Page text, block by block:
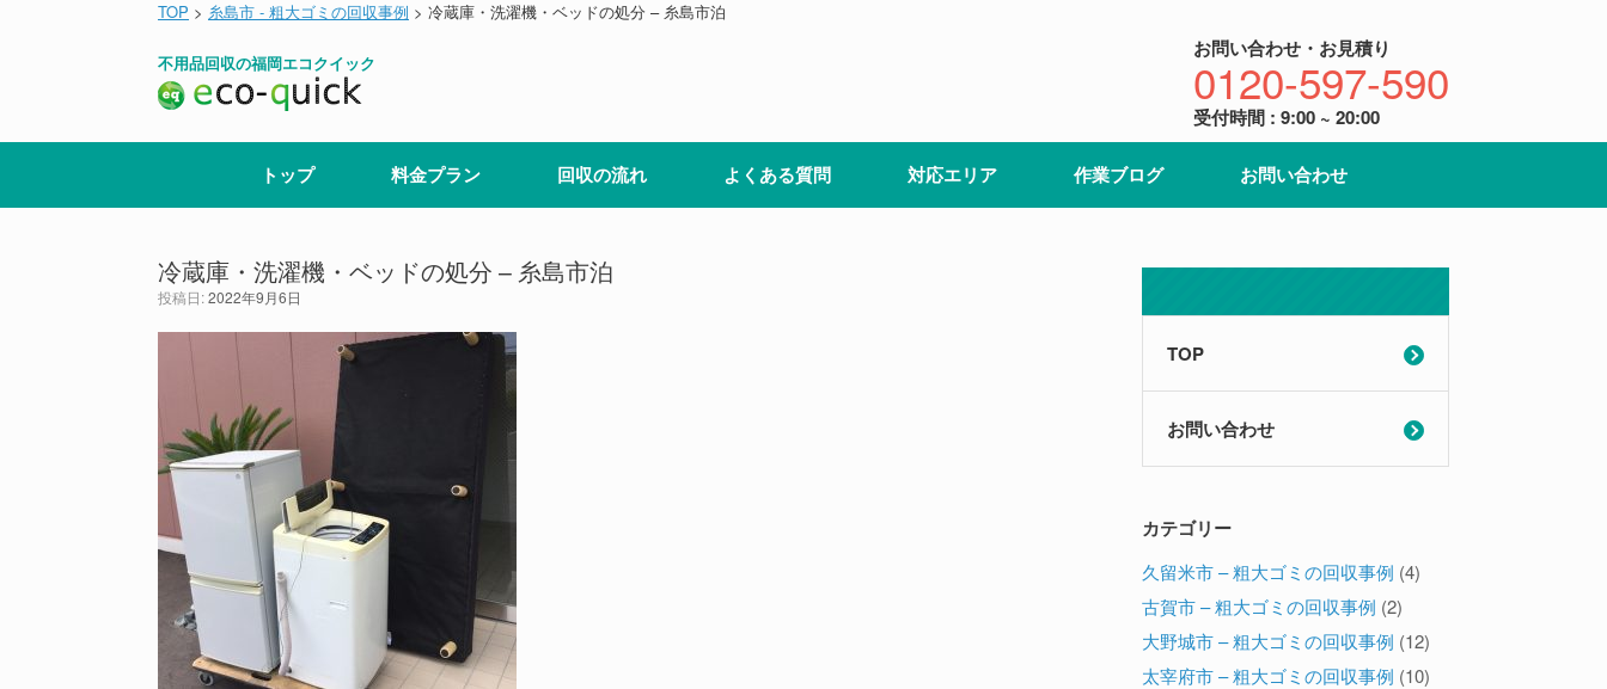
ス
プ
TOP > 糸島市 - 粗大ゴミの回収事例 > 冷蔵庫・洗濯機・ベッドの処分 – 糸島市泊
不用品回収の福岡エコクイック
お問い合わせ・お見積り
0120-597-590
受付時間 : 9:00 ~ 20:00
トップ 料金プラン 回収の流れ よくある質問 対応エリア 作業ブログ お問い合わせ
冷蔵庫・洗濯機・ベッドの処分 – 糸島市泊
投稿日:2022年9月6日
TOP
お問い合わせ
カテゴリー
久留米市 – 粗大ゴミの回収事例 (4)
古賀市 – 粗大ゴミの回収事例 (2)
大野城市 – 粗大ゴミの回収事例 (12)
太宰府市 – 粗大ゴミの回収事例 (10)